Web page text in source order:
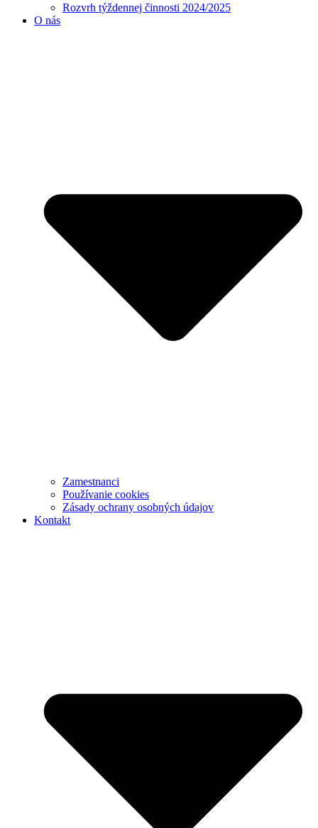
Rozvrh týždennej činnosti 2024/2025
O nás
Zamestnanci
Používanie cookies
Zásady ochrany osobných údajov
Kontakt